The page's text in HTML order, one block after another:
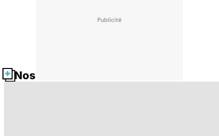
Nos fiches santé